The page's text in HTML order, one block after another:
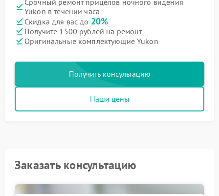
Срочный ремонт прицелов ночного видения
Yukon в течении часа
Скидка для вас до 20%
Получите 1500 рублей на ремонт
Оригинальные комплектующие Yukon
Получить консультацию
Наши цены
Заказать консультацию